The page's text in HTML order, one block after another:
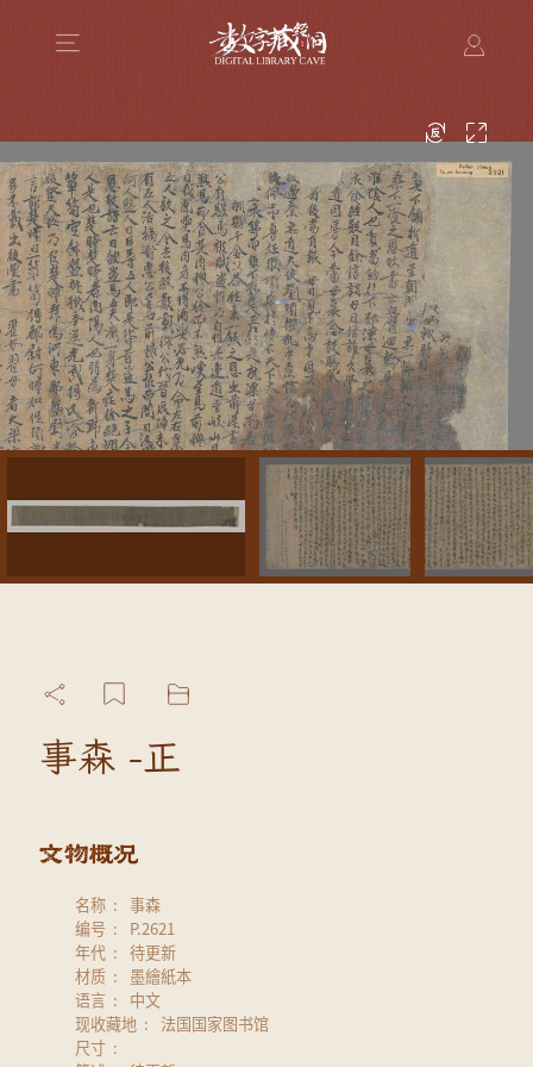
事森 -正
名称
事森
编号
P.2621
年代
待更新
材质
墨繪紙本
语言
中文
现收藏地
法国国家图书馆
尺寸